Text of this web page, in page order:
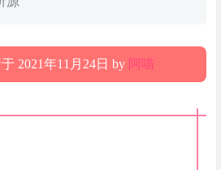
2021年11月24日 by 阿喵